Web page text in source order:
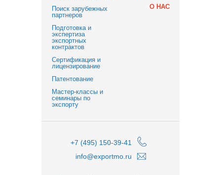
О НАС
Поиск зарубежных
партнеров
Подготовка и
экспертиза
экспортных
контрактов
Сертификация и
лицензирование
Патентование
Мастер-классы и
семинары по
экспорту
+7 (495) 150-39-41
info@exportmo.ru